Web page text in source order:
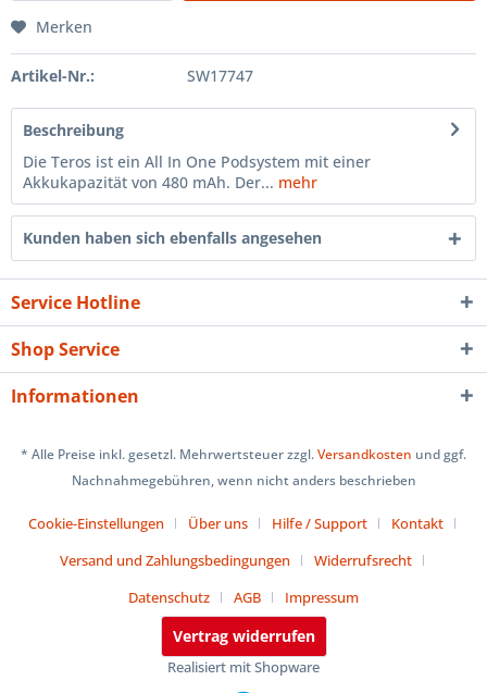
Merken
Artikel-Nr.: SW17747
Beschreibung
Die Teros ist ein All In One Podsystem mit einer
Akkukapazität von 480 mAh. Der... mehr
Kunden haben sich ebenfalls angesehen
Service Hotline
Shop Service
Informationen
* Alle Preise inkl. gesetzl. Mehrwertsteuer zzgl.Versandkosten und ggf.
Nachnahmegebühren, wenn nicht anders beschrieben
Cookie-Einstellungen Über uns Hilfe / Support
Kontakt
Versand und Zahlungsbedingungen
Widerrufsrecht
Datenschutz
AGB Impressum
Vertrag widerrufen
Realisiert mit Shopware